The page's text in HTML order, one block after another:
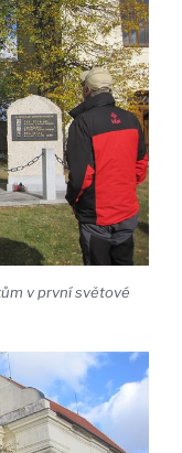
v první světové